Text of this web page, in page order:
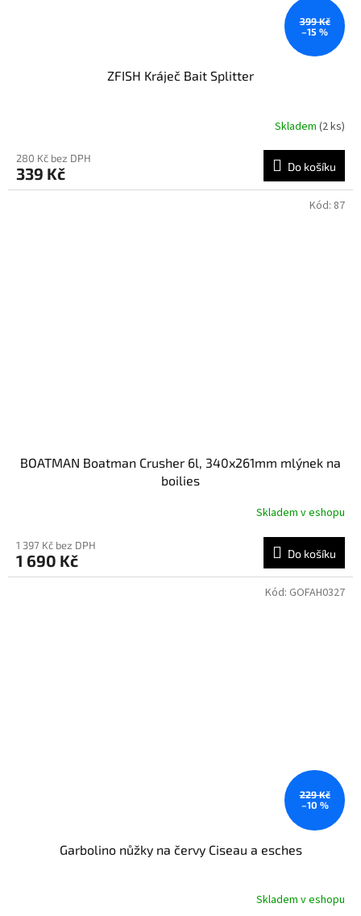
399 Kč
–15 %
ZFISH Kráječ Bait Splitter
Skladem (2 ks)
280 Kč bez DPH
339 Kč Do košíku
BOATMAN Boatman Crusher 6l, 340x261mm mlýnek na
boilies
produktu
je
5,0
Skladem v eshopu
1 397 Kč bez DPH
1 690 Kč Do košíku
Kód: 87
229 Kč
–10 %
Garbolino nůžky na červy Ciseau a esches
Skladem v eshopu
Kód: GOFAH0327